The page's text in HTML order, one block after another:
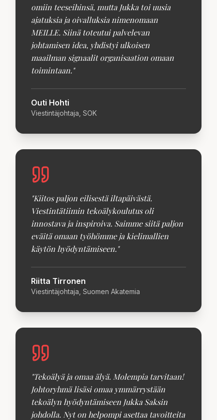
omiin teeseihinsä, mutta Jukka toi uusia
ajatuksia ja oivalluksia nimenomaan
MEILLE. Siinä toteutui palvelevan
johtamisen idea, yhdistyi ulkoisen
maailman signaalit organisaation omaan
toimintaan."
Outi Hohti
Viestintäjohtaja, SOK
"Kiitos paljon eilisestä iltapäivästä.
Viestintätiimin tekoälykoulutus oli
innostava ja inspiroiva. Saimme siitä paljon
eväitä omaan työhömme ja kielimallien
käytön hyödyntämiseen."
Riitta Tirronen
Viestintäjohtaja, Suomen Akatemia
"Tekoälyä ja omaa älyä. Molempia tarvitaan!
Johtoryhmä lisäsi omaa ymmärrystään
tekoälyn hyödyntämiseen Jukka Saksin
johdolla. Nyt on helpompi asettaa tavoitteita